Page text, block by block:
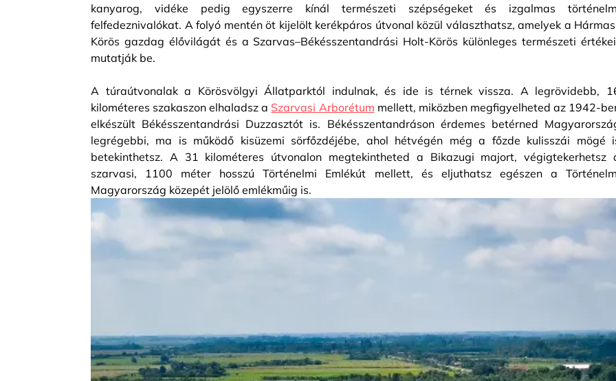
kanyarog, vidéke pedig egyszerre kínál természeti szépségeket és izgalmas
felfedeznivalókat. A folyó mentén öt kijelölt kerékpáros útvonal közül választhatsz, amelyek a
Körös gazdag élővilágát és a Szarvas–Békésszentandrási Holt-Körös különleges természeti
mutatják be.
A túraútvonalak a Körösvölgyi Állatparktól indulnak, és ide is térnek vissza. A legrövidebb,
kilométeres szakaszon elhaladsz a Szarvasi Arborétum mellett, miközben megfigyelheted az 1942-
elkészült Békésszentandrási Duzzasztót is. Békésszentandráson érdemes betérned
legrégebbi, ma is működő kisüzemi sörfőzdéjébe, ahol hétvégén még a főzde kulisszái mögé
betekinthetsz. A 31 kilométeres útvonalon megtekintheted a Bikazugi majort, végigtekerhetsz
szarvasi, 1100 méter hosszú Történelmi Emlékút mellett, és eljuthatsz egészen a
Magyarország közepét jelölő emlékműig is.